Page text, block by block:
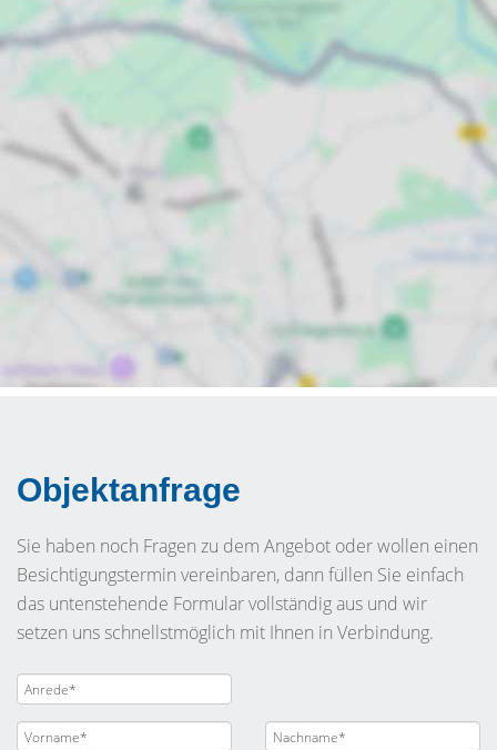
Objektanfrage
Sie haben noch Fragen zu dem Angebot oder wollen einen
Besichtigungstermin vereinbaren, dann füllen Sie einfach
das untenstehende Formular vollständig aus und wir
setzen uns schnellstmöglich mit Ihnen in Verbindung.